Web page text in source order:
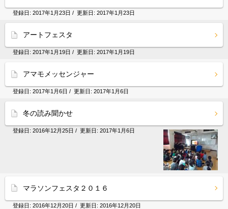
登録日: 2017年1月23日 / 更新日: 2017年1月23日
アートフェスタ
登録日: 2017年1月19日 / 更新日: 2017年1月19日
アマモメッセンジャー
登録日: 2017年1月6日 / 更新日: 2017年1月6日
冬の読み聞かせ
登録日: 2016年12月25日 / 更新日: 2017年1月6日
マラソンフェスタ２０１６
登録日: 2016年12月20日 / 更新日: 2016年12月20日